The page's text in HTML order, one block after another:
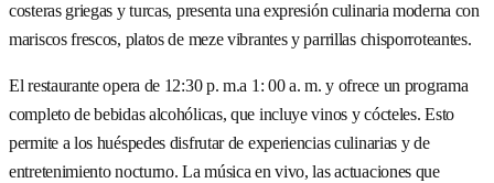
costeras griegas y turcas, presenta una expresión culinaria moderna con
mariscos frescos, platos de meze vibrantes y parrillas chisporroteantes.
El restaurante opera de 12:30 p. m.a 1: 00 a. m. y ofrece un programa
completo de bebidas alcohólicas, que incluye vinos y cócteles. Esto
permite a los huéspedes disfrutar de experiencias culinarias y de
entretenimiento nocturno. La música en vivo, las actuaciones que